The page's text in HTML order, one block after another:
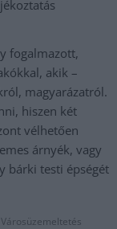
fogalmazott,
akik –
magyarázatról.
hiszen két
vélhetően
árnyék, vagy
bárki testi épségét